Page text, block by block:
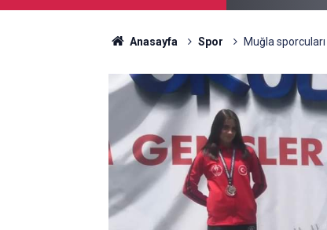
Anasayfa Spor Muğla